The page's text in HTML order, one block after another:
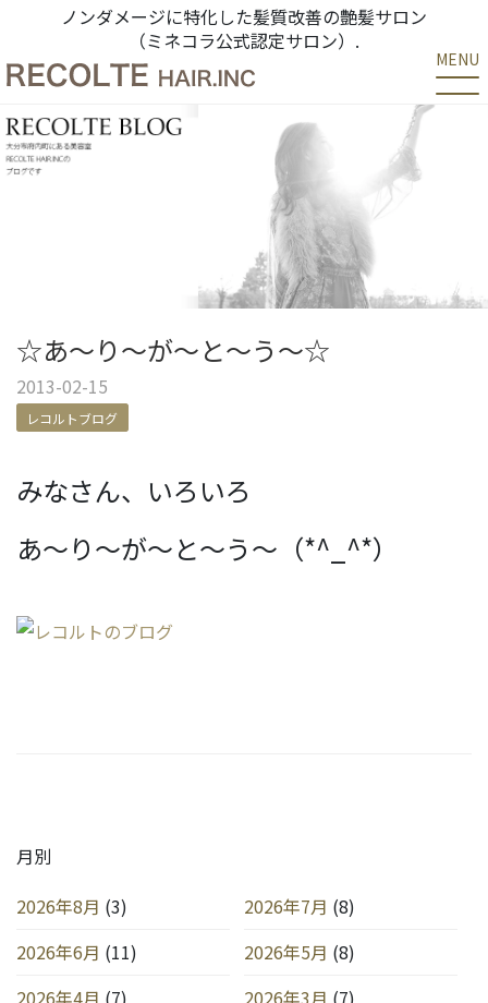
ノンダメージに特化した髪質改善の艶髪サロン
（ミネコラ公式認定サロン）.
MENU
☆あ～り～が～と～う～☆
2013-02-15
レコルトブログ
みなさん、いろいろ
あ～り～が～と～う～（*^_^*）
月別
2026年8月 (3) 2026年7月 (8)
2026年6月 (11) 2026年5月 (8)
2026年4月 (7) 2026年3月 (7)